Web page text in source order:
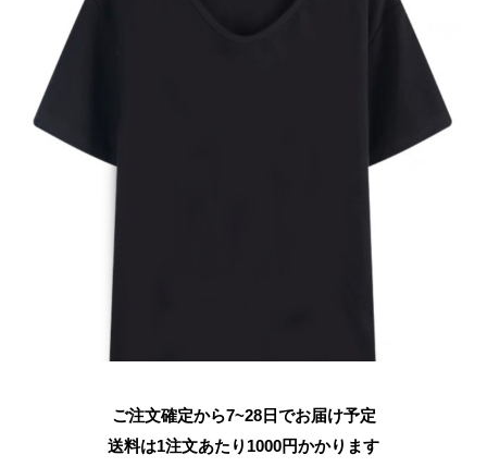
ご注文確定から7~28日でお届け予定
送料は1注文あたり 1000円かかります